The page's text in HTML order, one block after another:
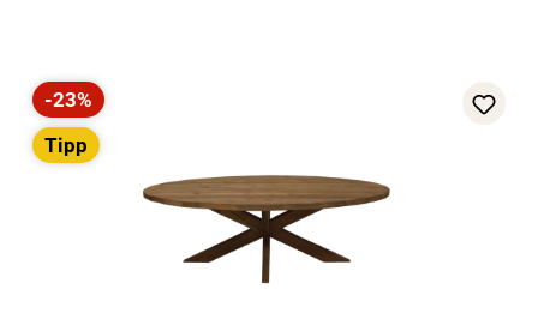
Rabatt
-23%
Tipp